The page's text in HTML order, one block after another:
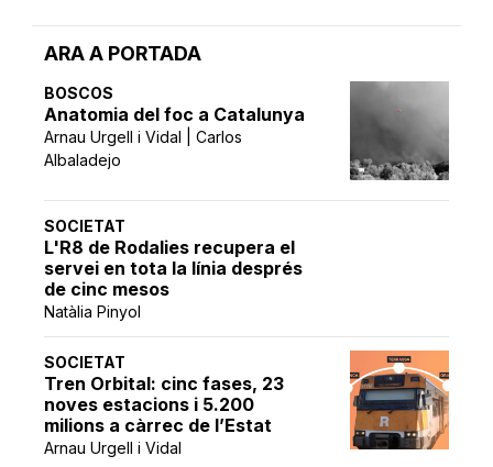
ARA A PORTADA
BOSCOS
Anatomia del foc a Catalunya
Arnau Urgell i Vidal | Carlos
Albaladejo
SOCIETAT
L'R8 de Rodalies recupera el
servei en tota la línia després
de cinc mesos
Natàlia Pinyol
SOCIETAT
Tren Orbital: cinc fases, 23
noves estacions i 5.200
milions a càrrec de l’Estat
Arnau Urgell i Vidal